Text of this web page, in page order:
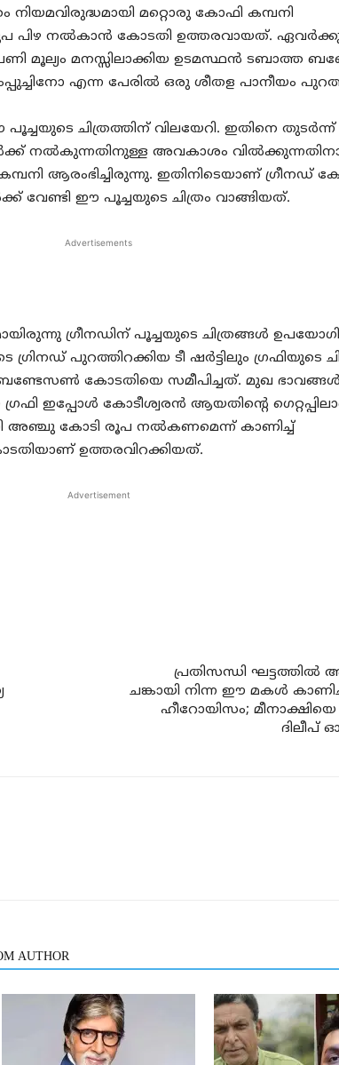
നിയമവിരുദ്ധമായി മറ്റൊരു കോഫി കമ്പനി
പിഴ നല്‍കാന്‍ കോടതി ഉത്തരവായത്.
മൂല്യം മനസ്സിലാക്കിയ ഉടമസ്ഥന്‍ ടബാത്ത
എന്ന പേരില്‍ ഒരു ശീതള പാനീയം
ചിത്രത്തിന് വിലയേറി. ഇതിനെ തുടര്‍ന്ന്
നല്‍കുന്നതിനുള്ള അവകാശം
ആരംഭിച്ചിരുന്നു. ഇതിനിടെയാണ് ഗ്രീനഡ്
വേണ്ടി ഈ പൂച്ചയുടെ ചിത്രം വാങ്ങിയത്.
Advertisements
ഗ്രീനഡിന് പൂച്ചയുടെ ചിത്രങ്ങള്‍
പുറത്തിറക്കിയ ടീ ഷര്‍ട്ടിലും ഗ്രഫിയുടെ
കോടതിയെ സമീപിച്ചത്. മുഖ
ഇപ്പോള്‍ കോടീശ്വരന്‍ ആയതിന്റെ
അഞ്ചു കോടി രൂപ നല്‍കണമെന്ന് കാണിച്ച്
ഉത്തരവിറക്കിയത്.
Advertisement
പ്രതിസന്ധി ഘട്ടത്തില്‍
ചങ്കായി നിന്ന ഈ മകള്‍
ഹീറോയിസം;
AUTHOR